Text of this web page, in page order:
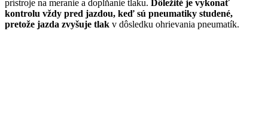
prístroje na meranie a dopĺňanie tlaku. Dôležité je vykonať
kontrolu vždy pred jazdou, keď sú pneumatiky studené,
pretože jazda zvyšuje tlak v dôsledku ohrievania pneumatík.